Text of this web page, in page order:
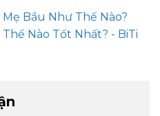
Mẹ Bầu Như Thế Nào?
Nào Tốt Nhất? - BiTi